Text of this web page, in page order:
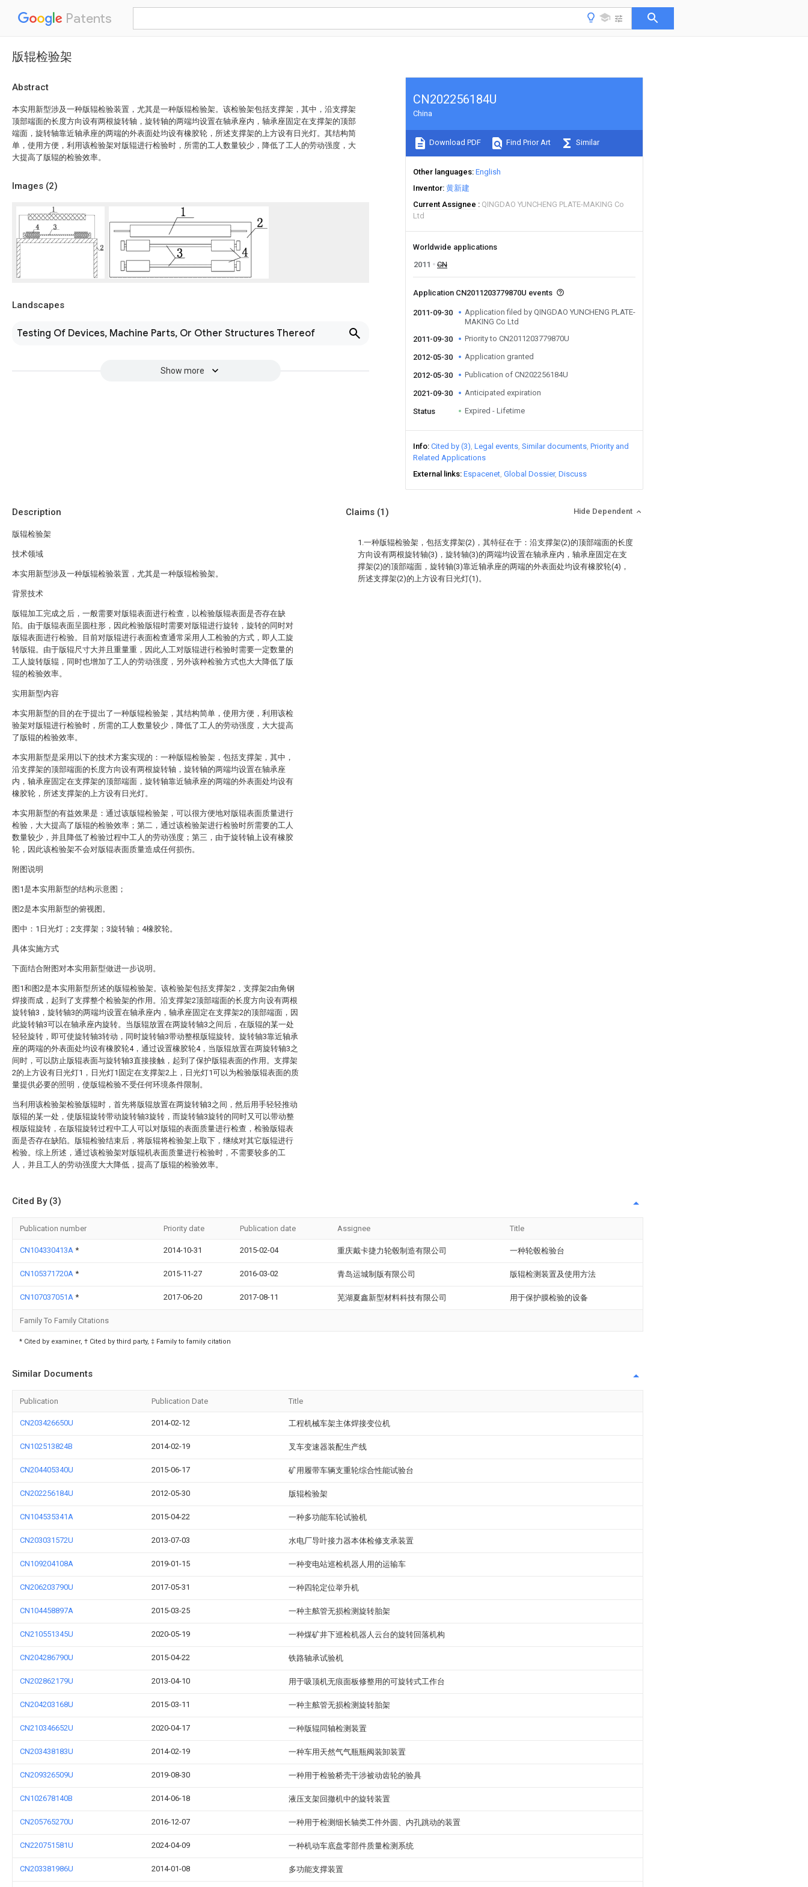
Patents
版辊检验架
Abstract
本实用新型涉及一种版辊检验装置，尤其是一种版辊检验架。该检验架包括支撑架，其中，沿支撑架
顶部端面的长度方向设有两根旋转轴，旋转轴的两端均设置在轴承座内，轴承座固定在支撑架的顶部
端面，旋转轴靠近轴承座的两端的外表面处均设有橡胶轮，所述支撑架的上方设有日光灯。其结构简
单，使用方便，利用该检验架对版辊进行检验时，所需的工人数量较少，降低了工人的劳动强度，大
大提高了版辊的检验效率。
Images (2)
Landscapes
Testing Of Devices, Machine Parts, Or Other Structures Thereof
Show more
CN202256184U
China
Download PDF Find Prior Art Similar
Other languages English
Inventor 黄新建
Current Assignee
QINGDAO YUNCHENG PLATE-MAKING Co
Ltd
Worldwide applications
2011
CN
Application CN2011203779870U events
2011-09-30
Application filed by QINGDAO YUNCHENG PLATE-
MAKING Co Ltd
2011-09-30
Priority to CN2011203779870U
2012-05-30 Application granted
2012-05-30 Publication of CN202256184U
2021-09-30 Anticipated expiration
Status Expired - Lifetime
Info Cited by (3) Legal events Similar documents Priority and
Related Applications
External links Espacenet Global Dossier Discuss
Description
版辊检验架
技术领域
本实用新型涉及一种版辊检验装置，尤其是一种版辊检验架。
背景技术
版辊加工完成之后，一般需要对版辊表面进行检查，以检验版辊表面是否存在缺
陷。由于版辊表面呈圆柱形，因此检验版辊时需要对版辊进行旋转，旋转的同时对
版辊表面进行检验。目前对版辊进行表面检查通常采用人工检验的方式，即人工旋
转版辊。由于版辊尺寸大并且重量重，因此人工对版辊进行检验时需要一定数量的
工人旋转版辊，同时也增加了工人的劳动强度，另外该种检验方式也大大降低了版
辊的检验效率。
实用新型内容
本实用新型的目的在于提出了一种版辊检验架，其结构简单，使用方便，利用该检
验架对版辊进行检验时，所需的工人数量较少，降低了工人的劳动强度，大大提高
了版辊的检验效率。
本实用新型是采用以下的技术方案实现的：一种版辊检验架，包括支撑架，其中，
沿支撑架的顶部端面的长度方向设有两根旋转轴，旋转轴的两端均设置在轴承座
内，轴承座固定在支撑架的顶部端面，旋转轴靠近轴承座的两端的外表面处均设有
橡胶轮，所述支撑架的上方设有日光灯。
本实用新型的有益效果是：通过该版辊检验架，可以很方便地对版辊表面质量进行
检验，大大提高了版辊的检验效率；第二，通过该检验架进行检验时所需要的工人
数量较少，并且降低了检验过程中工人的劳动强度；第三，由于旋转轴上设有橡胶
轮，因此该检验架不会对版辊表面质量造成任何损伤。
附图说明
图1是本实用新型的结构示意图；
图2是本实用新型的俯视图。
图中：1日光灯；2支撑架；3旋转轴；4橡胶轮。
具体实施方式
下面结合附图对本实用新型做进一步说明。
图1和图2是本实用新型所述的版辊检验架。该检验架包括支撑架2，支撑架2由角钢
焊接而成，起到了支撑整个检验架的作用。沿支撑架2顶部端面的长度方向设有两根
旋转轴3，旋转轴3的两端均设置在轴承座内，轴承座固定在支撑架2的顶部端面，因
此旋转轴3可以在轴承座内旋转。当版辊放置在两旋转轴3之间后，在版辊的某一处
轻轻旋转，即可使旋转轴3转动，同时旋转轴3带动整根版辊旋转。旋转轴3靠近轴承
座的两端的外表面处均设有橡胶轮4，通过设置橡胶轮4，当版辊放置在两旋转轴3之
间时，可以防止版辊表面与旋转轴3直接接触，起到了保护版辊表面的作用。支撑架
2的上方设有日光灯1，日光灯1固定在支撑架2上，日光灯1可以为检验版辊表面的质
量提供必要的照明，使版辊检验不受任何环境条件限制。
当利用该检验架检验版辊时，首先将版辊放置在两旋转轴3之间，然后用手轻轻推动
版辊的某一处，使版辊旋转带动旋转轴3旋转，而旋转轴3旋转的同时又可以带动整
根版辊旋转，在版辊旋转过程中工人可以对版辊的表面质量进行检查，检验版辊表
面是否存在缺陷。版辊检验结束后，将版辊将检验架上取下，继续对其它版辊进行
检验。综上所述，通过该检验架对版辊机表面质量进行检验时，不需要较多的工
人，并且工人的劳动强度大大降低，提高了版辊的检验效率。
Claims (1) Hide Dependent
1.一种版辊检验架，包括支撑架(2)，其特征在于：沿支撑架(2)的顶部端面的长度
方向设有两根旋转轴(3)，旋转轴(3)的两端均设置在轴承座内，轴承座固定在支
撑架(2)的顶部端面，旋转轴(3)靠近轴承座的两端的外表面处均设有橡胶轮(4)，
所述支撑架(2)的上方设有日光灯(1)。
Cited By (3)
Publication number Priority date Publication date Assignee Title
CN104330413A * 2014-10-31 2015-02-04 重庆戴卡捷力轮毂制造有限公司 一种轮毂检验台
CN105371720A * 2015-11-27 2016-03-02 青岛运城制版有限公司 版辊检测装置及使用方法
CN107037051A * 2017-06-20 2017-08-11 芜湖夏鑫新型材料科技有限公司 用于保护膜检验的设备
Family To Family Citations
* Cited by examiner, † Cited by third party, ‡ Family to family citation
Similar Documents
Publication Publication Date Title
CN203426650U 2014-02-12 工程机械车架主体焊接变位机
CN102513824B 2014-02-19 叉车变速器装配生产线
CN204405340U 2015-06-17 矿用履带车辆支重轮综合性能试验台
CN202256184U 2012-05-30 版辊检验架
CN104535341A 2015-04-22 一种多功能车轮试验机
CN203031572U 2013-07-03 水电厂导叶接力器本体检修支承装置
CN109204108A 2019-01-15 一种变电站巡检机器人用的运输车
CN206203790U 2017-05-31 一种四轮定位举升机
CN104458897A 2015-03-25 一种主舷管无损检测旋转胎架
CN210551345U 2020-05-19 一种煤矿井下巡检机器人云台的旋转回落机构
CN204286790U 2015-04-22 铁路轴承试验机
CN202862179U 2013-04-10 用于吸顶机无痕面板修整用的可旋转式工作台
CN204203168U 2015-03-11 一种主舷管无损检测旋转胎架
CN210346652U 2020-04-17 一种版辊同轴检测装置
CN203438183U 2014-02-19 一种车用天然气气瓶瓶阀装卸装置
CN209326509U 2019-08-30 一种用于检验桥壳干涉被动齿轮的验具
CN102678140B 2014-06-18 液压支架回撤机中的旋转装置
CN205765270U 2016-12-07 一种用于检测细长轴类工件外圆、内孔跳动的装置
CN220751581U 2024-04-09 一种机动车底盘零部件质量检测系统
CN203381986U 2014-01-08 多功能支撑装置